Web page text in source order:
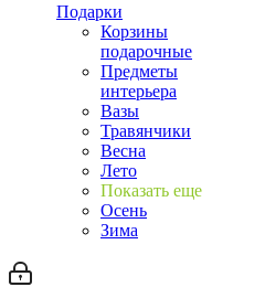
Подарки
Корзины
подарочные
Предметы
интерьера
Вазы
Травянчики
Весна
Лето
Показать еще
Осень
Зима